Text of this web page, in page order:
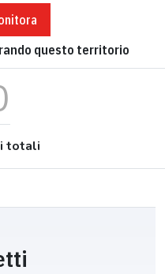
questo territorio
totali